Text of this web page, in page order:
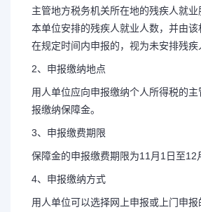
主管地方税务机关所在地的残疾人就
本单位安排的残疾人就业人数，并由
在规定时间内申报的，视为未安排残疾
2、申报缴纳地点
用人单位应向申报缴纳个人所得税的
报缴纳保障金。
3、申报缴费期限
保障金的申报缴费期限为11月1日至12
4、申报缴纳方式
用人单位可以选择网上申报或上门申